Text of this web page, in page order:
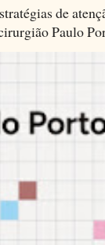
de
Paulo